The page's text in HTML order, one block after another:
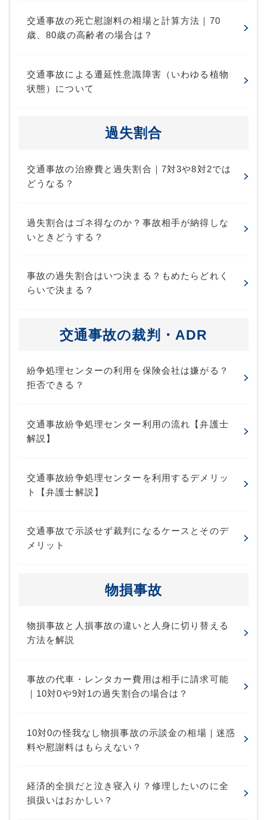
交通事故の死亡慰謝料の相場と計算方法｜70
歳、80歳の高齢者の場合は？
交通事故による遷延性意識障害（いわゆる植物
状態）について
過失割合
交通事故の治療費と過失割合｜7対3や8対2では
どうなる？
過失割合はゴネ得なのか？事故相手が納得しな
いときどうする？
事故の過失割合はいつ決まる？もめたらどれく
らいで決まる？
交通事故の裁判・ADR
紛争処理センターの利用を保険会社は嫌がる？
拒否できる？
交通事故紛争処理センター利用の流れ【弁護士
解説】
交通事故紛争処理センターを利用するデメリッ
ト【弁護士解説】
交通事故で示談せず裁判になるケースとそのデ
メリット
物損事故
物損事故と人損事故の違いと人身に切り替える
方法を解説
事故の代車・レンタカー費用は相手に請求可能
｜10対0や9対1の過失割合の場合は？
10対0の怪我なし物損事故の示談金の相場｜迷惑
料や慰謝料はもらえない？
経済的全損だと泣き寝入り？修理したいのに全
損扱いはおかしい？